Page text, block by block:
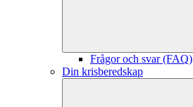
Frågor och svar (FAQ)
Din krisberedskap